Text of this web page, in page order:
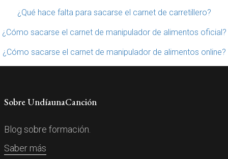
¿Qué hace falta para sacarse el carnet de carretillero?
¿Cómo sacarse el carnet de manipulador de alimentos oficial?
¿Cómo sacarse el carnet de manipulador de alimentos online?
Sobre UndíaunaCanción
Blog sobre formación.
Saber más